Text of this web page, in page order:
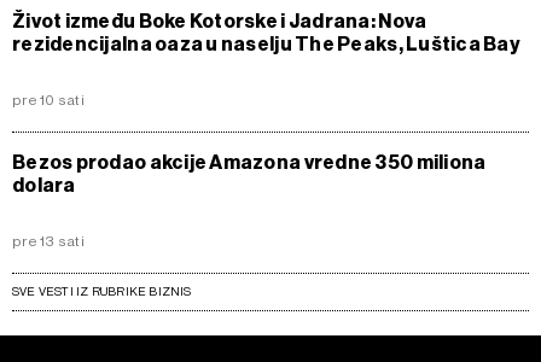
Život između Boke Kotorske i Jadrana: Nova
rezidencijalna oaza u naselju The Peaks, Luštica Bay
pre 10 sati
Bezos prodao akcije Amazona vredne 350 miliona
dolara
pre 13 sati
SVE VESTI IZ RUBRIKE BIZNIS